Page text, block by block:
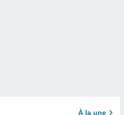
À la une